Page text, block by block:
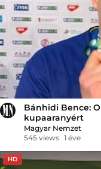
Bánhidi Bence:
kupaaranyért
Magyar Nemzet
545 views 1 éve
HD